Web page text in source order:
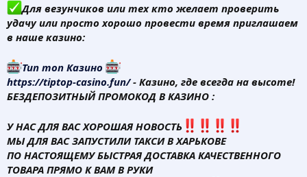
Для везунчиков или тех кто желает проверить
удачу или просто хорошо провести время приглашаем
в наше казино:
Тип топ Казино
https://tiptop-casino.fun/- Казино, где всегда на высоте!
БЕЗДЕПОЗИТНЫЙ ПРОМОКОД В КАЗИНО :
У НАС ДЛЯ ВАС ХОРОШАЯ НОВОСТЬ
МЫ ДЛЯ ВАС ЗАПУСТИЛИ ТАКСИ В ХАРЬКОВЕ
ПО НАСТОЯЩЕМУ БЫСТРАЯ ДОСТАВКА КАЧЕСТВЕННОГО
ТОВАРА ПРЯМО К ВАМ В РУКИ